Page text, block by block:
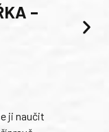
–
ji naučit